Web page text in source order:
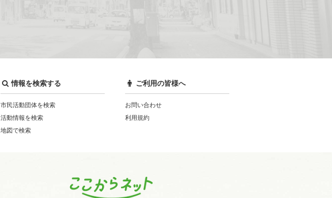
情報を検索する
市民活動団体を検索
活動情報を検索
地図で検索
ご利用の皆様へ
お問い合わせ
利用規約